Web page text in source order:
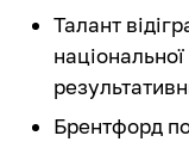
Талант
національної
Брентфорд